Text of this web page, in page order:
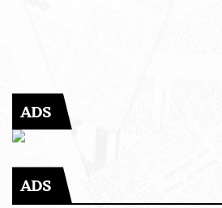
ADS
ADS